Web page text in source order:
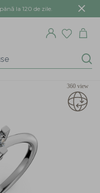
la 120 de zile.
360 view